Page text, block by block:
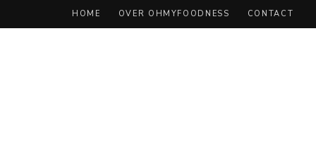
HOME OVER OHMYFOODNESS CONTACT